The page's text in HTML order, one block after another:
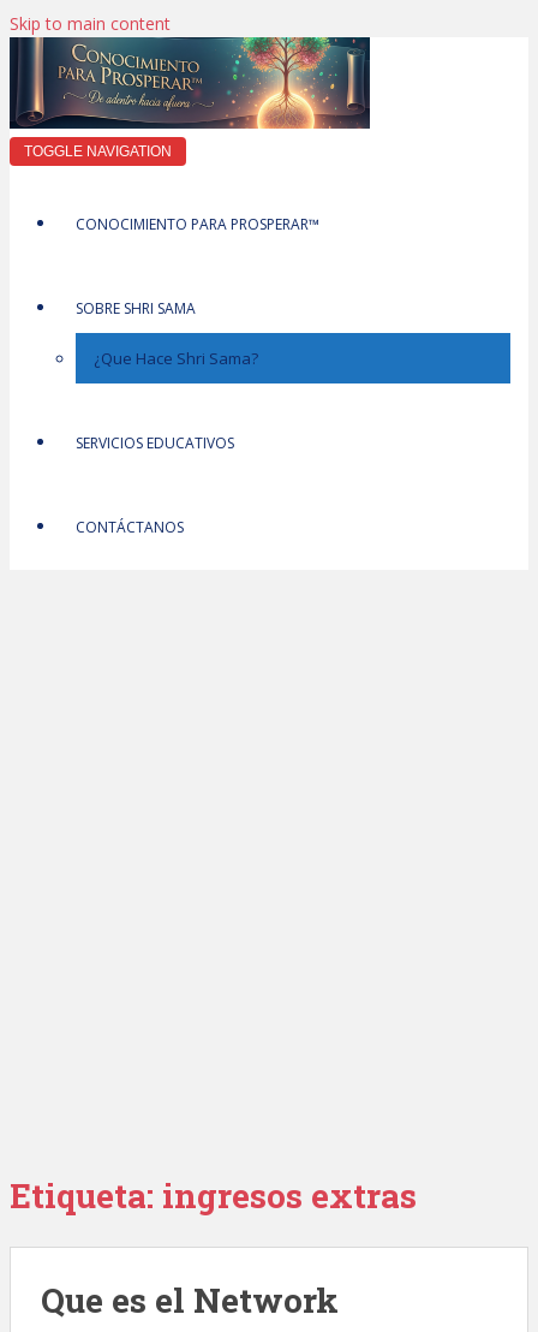
Skip to main content
TOGGLE NAVIGATION
CONOCIMIENTO PARA PROSPERAR™
SOBRE SHRI SAMA
¿Que Hace Shri Sama?
SERVICIOS EDUCATIVOS
CONTÁCTANOS
Etiqueta: ingresos extras
Que es el Network